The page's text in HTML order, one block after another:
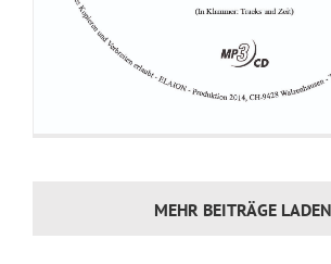
121. 02_Vorwort Ivo_Wie loest man Probleme
122. 03_Vorwort Ivo_Wie loest man Probleme
123. 04_Vorwort Ivo_Wie loest man Probleme
124. 05_Vorwort Ivo_Wie loest man Probleme
127. 03_Jesus ist GottMEHR BEITRÄGE LADEN